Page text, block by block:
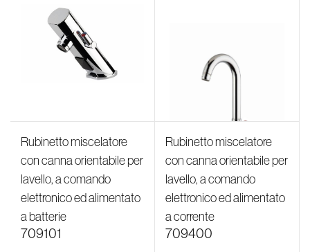
Rubinetto miscelatore
con canna orientabile per
lavello, a comando
elettronico ed alimentato
a batterie
709101
Rubinetto miscelatore
con canna orientabile per
lavello, a comando
elettronico ed alimentato
a corrente
709400